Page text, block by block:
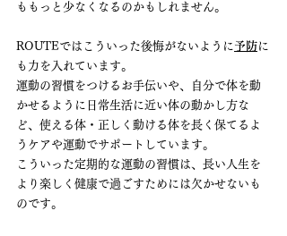
ももっと少なくなるのかもしれません。
ROUTEではこういった後悔がないように 予防に
も力を入れています。
運動の習慣をつけるお手伝いや、自分で体を動
かせるように日常生活に近い体の動かし方な
ど、使える体・正しく動ける体を長く保てるよ
うケアや運動でサポートしています。
こういった定期的な運動の習慣は、長い人生を
より楽しく健康で過ごすためには欠かせないも
のです。